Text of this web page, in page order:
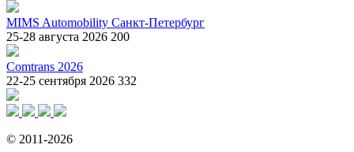
MIMS Automobility Санкт-Петербург
25-28 августа 2026 200
Comtrans 2026
22-25 сентября 2026 332
© 2011-2026